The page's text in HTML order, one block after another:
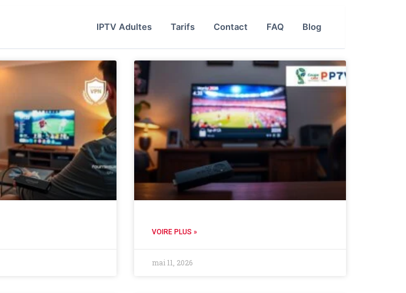
IPTV Adultes Tarifs Contact FAQ Blog
VOIRE PLUS »
mai 11, 2026